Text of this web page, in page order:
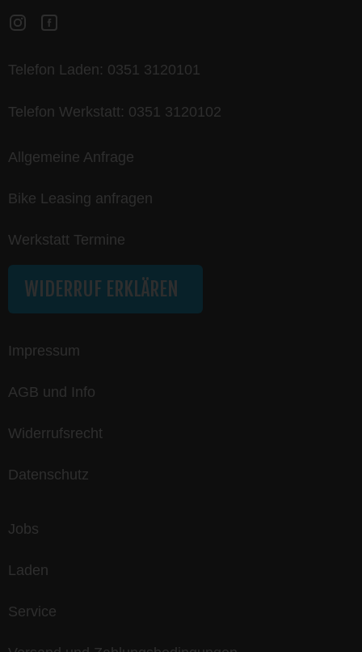
Telefon Laden: 0351 3120101
Telefon Werkstatt: 0351 3120102
Allgemeine Anfrage
Bike Leasing anfragen
Werkstatt Termine
WIDERRUF ERKLÄREN
Impressum
AGB und Info
Widerrufsrecht
Datenschutz
Jobs
Laden
Service